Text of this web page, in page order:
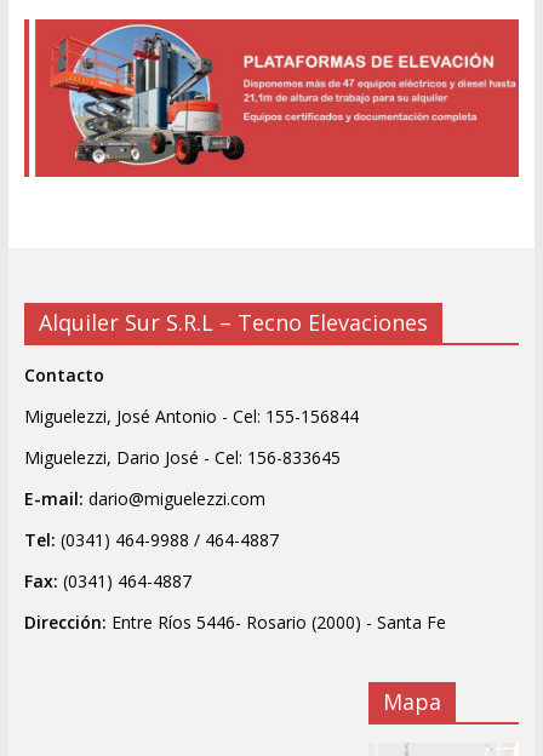
Alquiler Sur S.R.L – Tecno Elevaciones
Contacto
Miguelezzi, José Antonio - Cel: 155-156844
Miguelezzi, Dario José - Cel: 156-833645
E-mail: dario@miguelezzi.com
Tel: (0341) 464-9988 / 464-4887
Fax: (0341) 464-4887
Dirección: Entre Ríos 5446- Rosario (2000) - Santa Fe
Mapa